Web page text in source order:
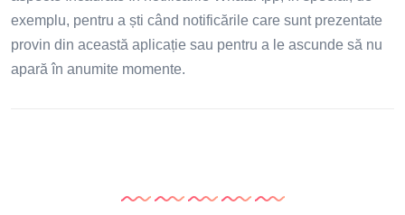
exemplu, pentru a ști când notificările care sunt prezentate
provin din această aplicație sau pentru a le ascunde să nu
apară în anumite momente.